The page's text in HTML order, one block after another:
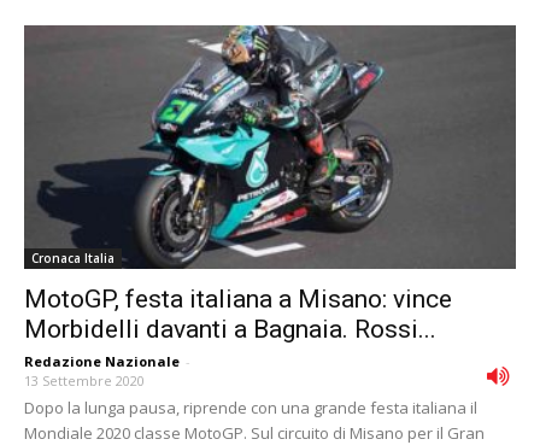
Cronaca Italia
MotoGP, festa italiana a Misano: vince
Morbidelli davanti a Bagnaia. Rossi...
Redazione Nazionale -
13 Settembre 2020
Dopo la lunga pausa, riprende con una grande festa italiana il
Mondiale 2020 classe MotoGP. Sul circuito di Misano per il Gran